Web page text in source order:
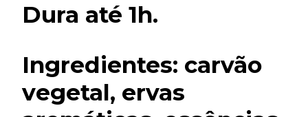
Dura até 1h.
Ingredientes: carvão
vegetal, ervas